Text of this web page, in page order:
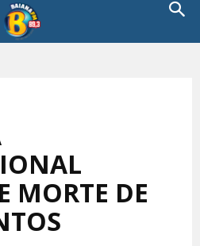
MORTE DE